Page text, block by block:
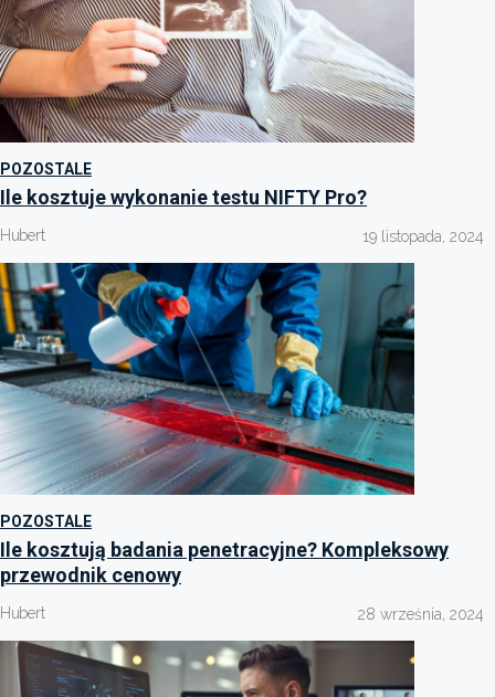
POZOSTALE
Ile kosztuje wykonanie testu NIFTY Pro?
Hubert 19 listopada, 2024
POZOSTALE
Ile kosztują badania penetracyjne? Kompleksowy
przewodnik cenowy
Hubert 28 września, 2024